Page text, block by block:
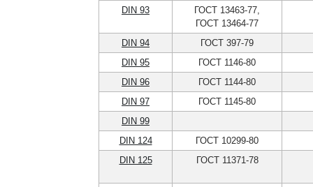
DIN 93
ГОСТ 13463-77,
ГОСТ 13464-77
DIN 94
ГОСТ 397-79
DIN 95
ГОСТ 1146-80
DIN 96
ГОСТ 1144-80
DIN 97
ГОСТ 1145-80
DIN 99
DIN 124
ГОСТ 10299-80
DIN 125
ГОСТ 11371-78